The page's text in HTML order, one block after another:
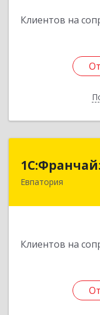
Клиентов на
Евпатория
Клиентов на
297407, Крым